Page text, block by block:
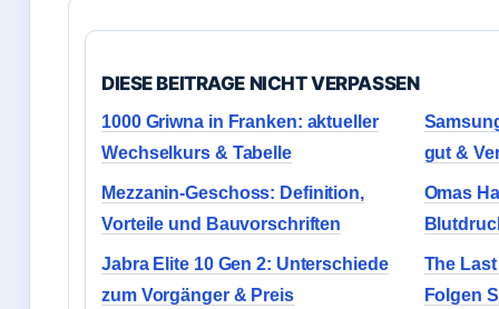
DIESE BEITRAGE NICHT VERPASSEN
1000 Griwna in Franken: aktueller
Wechselkurs & Tabelle
gut &
Mezzanin-Geschoss: Definition,
Vorteile und Bauvorschriften
Omas
Jabra Elite 10 Gen 2: Unterschiede
zum Vorgänger & Preis
The
Folgen